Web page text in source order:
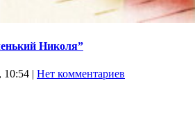
Николя”
10:54 | Нет комментариев